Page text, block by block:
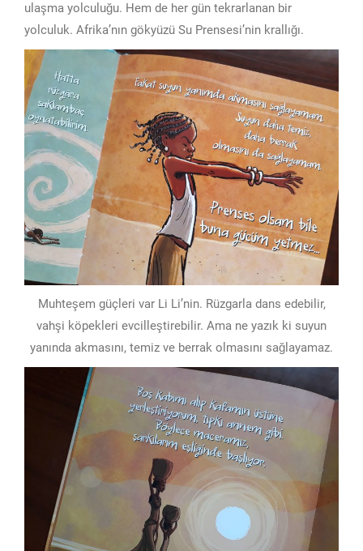
ulaşma yolculuğu. Hem de her gün tekrarlanan bir
yolculuk. Afrika’nın gökyüzü Su Prensesi’nin krallığı.
Muhteşem güçleri var Li Li’nin. Rüzgarla dans edebilir,
vahşi köpekleri evcilleştirebilir. Ama ne yazık ki suyun
yanında akmasını, temiz ve berrak olmasını sağlayamaz.